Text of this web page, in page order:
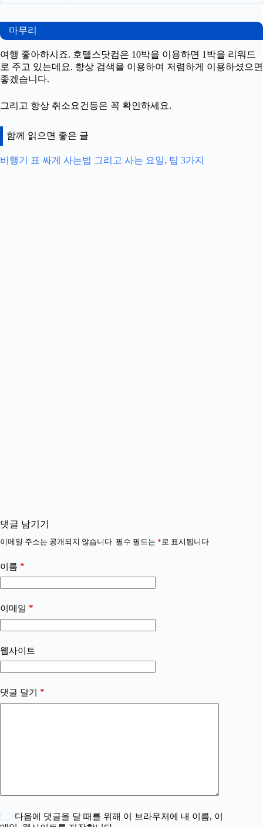
마무리
여행 좋아하시죠. 호텔스닷컴은 10박을 이용하면 1박을 리워드
로 주고 있는데요. 항상 검색을 이용하여 저렴하게 이용하셨으면
좋겠습니다.
그리고 항상 취소요건등은 꼭 확인하세요.
함께 읽으면 좋은 글
비행기 표 싸게 사는법 그리고 사는 요일, 팁 3가지
댓글 남기기
이메일 주소는 공개되지 않습니다. 필수 필드는 * 로 표시됩니다
이름 *
이메일 *
웹사이트
댓글 달기 *
다음에 댓글을 달 때를 위해 이 브라우저에 내 이름, 이